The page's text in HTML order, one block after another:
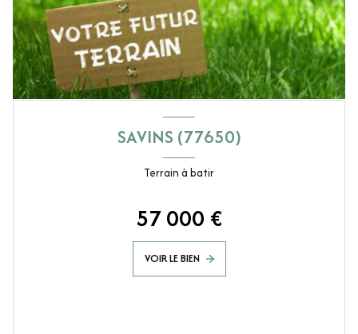
SAVINS (77650)
Terrain à batir
57 000 €
VOIR LE BIEN